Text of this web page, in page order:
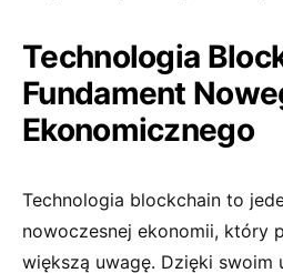
Technologia
Fundament
Ekonomicznego
Technologia blockchain to
nowoczesnej​ ekonomii,⁣ który
większą uwagę. Dzięki swoim